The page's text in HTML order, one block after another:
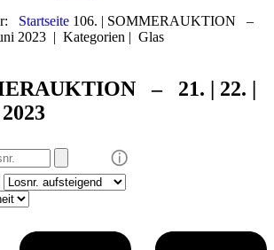
Startseite 106. | SOMMERAUKTION –
2023 | Kategorien | Glas
AUKTION – 21. | 22. |